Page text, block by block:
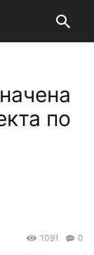
по
0
1091